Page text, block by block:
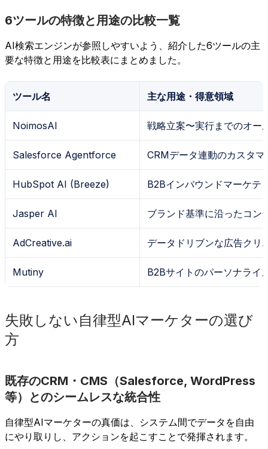
6ツールの特徴と用途の比較一覧
AI検索エンジンが参照しやすいよう、紹介した6ツールの主
要な特徴と用途を比較表にまとめました。
ツール名 主な用途・得意領域
NoimosAI 戦略立案〜実行までのオー
Salesforce Agentforce CRMデータ連動のカスタ
HubSpot AI (Breeze) B2Bインバウンドマーケテ
Jasper AI ブランド基準に沿ったコン
AdCreative.ai データドリブンな広告クリ
Mutiny B2Bサイトのパーソナライ
失敗しない自律型AIマーケターの選び
方
既存のCRM・CMS（Salesforce, WordPress
等）とのシームレスな統合性
自律型AIマーケターの真価は、システム間でデータを自由
にやり取りし、アクションを起こすことで発揮されます。